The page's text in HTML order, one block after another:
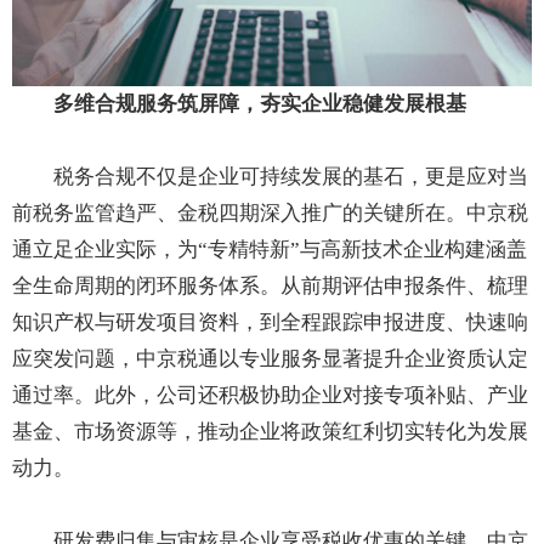
多维合规服务筑屏障，夯实企业稳健发展根基
税务合规不仅是企业可持续发展的基石，更是应对当
前税务监管趋严、金税四期深入推广的关键所在。中京税
通立足企业实际，为“专精特新”与高新技术企业构建涵盖
全生命周期的闭环服务体系。从前期评估申报条件、梳理
知识产权与研发项目资料，到全程跟踪申报进度、快速响
应突发问题，中京税通以专业服务显著提升企业资质认定
通过率。此外，公司还积极协助企业对接专项补贴、产业
基金、市场资源等，推动企业将政策红利切实转化为发展
动力。